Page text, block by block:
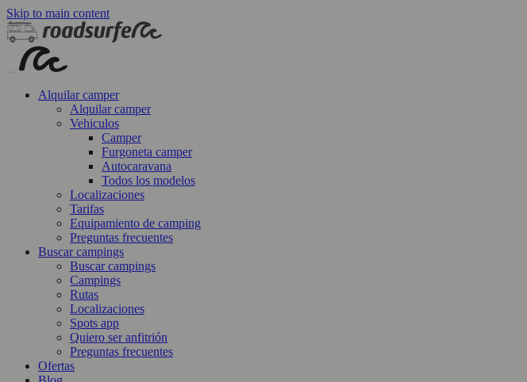
Skip to main content
Alquilar camper
Alquilar camper
Vehiculos
Camper
Furgoneta camper
Autocaravana
Todos los modelos
Localizaciones
Tarifas
Equipamiento de camping
Preguntas frecuentes
Buscar campings
Buscar campings
Campings
Rutas
Localizaciones
Spots app
Quiero ser anfitrión
Preguntas frecuentes
Ofertas